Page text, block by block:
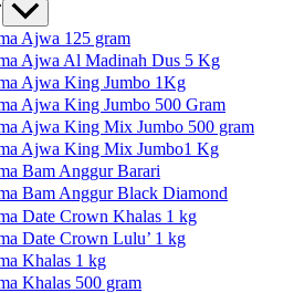
Ajwa 125 gram
Ajwa Al Madinah Dus 5 Kg
Ajwa King Jumbo 1Kg
Ajwa King Jumbo 500 Gram
Ajwa King Mix Jumbo 500 gram
Ajwa King Mix Jumbo1 Kg
Bam Anggur Barari
Bam Anggur Black Diamond
Date Crown Khalas 1 kg
Date Crown Lulu’ 1 kg
Khalas 1 kg
Khalas 500 gram